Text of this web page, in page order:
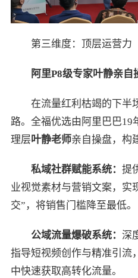
第三维度：顶层运营力
阿里P8级专家叶静亲自
在流量红利枯竭的下半
路。全福优选由阿里巴巴19
理层叶静老师亲自操盘，构
私域社群赋能系统： 提
业视觉素材与营销文案，实
交”，将销售门槛降至最低。
公域流量爆破系统： 深
指导短视频创作与精准引流
中快速获取高转化流量。